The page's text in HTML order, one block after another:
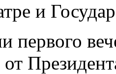
и
первого
от